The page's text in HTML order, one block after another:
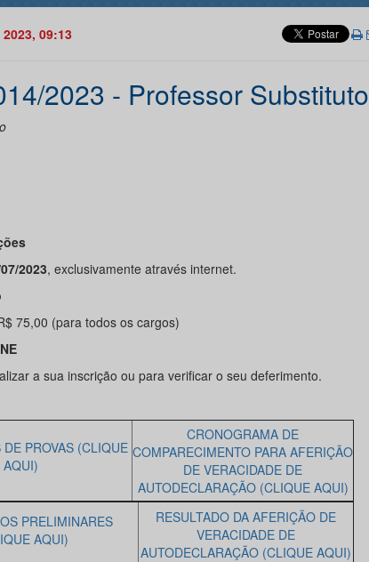
09:13
2023 - Professor Substituto
2023, exclusivamente através internet.
75,00 (para todos os cargos)
a sua inscrição ou para verificar o seu deferimento.
PROVAS (CLIQUE
AQUI)
CRONOGRAMA DE
COMPARECIMENTO PARA AFERIÇÃO
DE VERACIDADE DE
AUTODECLARAÇÃO (CLIQUE AQUI)
PRELIMINARES
AQUI)
RESULTADO DA AFERIÇÃO DE
VERACIDADE DE
AUTODECLARAÇÃO (CLIQUE AQUI)